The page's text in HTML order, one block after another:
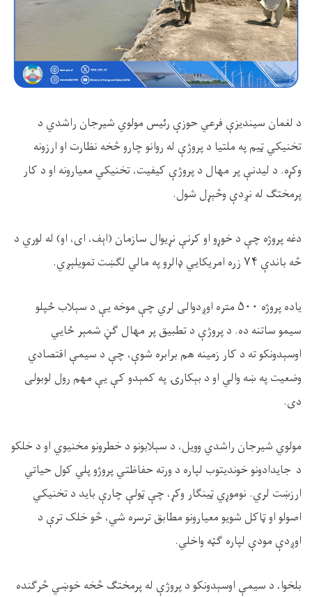
د لغمان سیندیزې فرعي حوزې رئیس مولوي شیرجان راشدي د
تخنیکي ټیم په ملتیا د پروژې له روانو چارو څخه نظارت او ارزونه
وکړه. د لیدنې پر مهال د پروژې کیفیت، تخنیکي معیارونه او د کار
پرمختګ له نږدې وڅېړل شول.
دغه پروژه چې د خوړو او کرنې نړیوال سازمان (اېف، ای، او) له لوري د
څه باندې ۷۴ زره امریکایي ډالرو په مالي لګښت تمویلېږي.
یاده پروژه ۵۰۰ متره اوږدوالی لري چې موخه یې د سېلاب ځپلو
سیمو ساتنه ده. د پروژې د تطبیق پر مهال ګڼ شمېر ځايي
اوسېدونکو ته د کار زمینه هم برابره شوې، چې د سیمې اقتصادي
وضعیت په ښه والي او د بېکارۍ په کمېدو کې یې مهم رول لوبولی
دی.
مولوي شیرجان راشدي وویل، د سېلابونو د خطرونو مخنیوي او د خلکو
د جایدادونو خوندیتوب لپاره د ورته حفاظتي پروژو پلي کول حیاتي
ارزښت لري. نوموړي ټینګار وکړ، چې ټولې چارې باید د تخنیکي
اصولو او ټاکل شویو معیارونو مطابق ترسره شي، څو خلک ترې د
اوږدې مودې لپاره ګټه واخلي.
بلخوا، د سیمې اوسېدونکو د پروژې له پرمختګ څخه خوښي څرګنده